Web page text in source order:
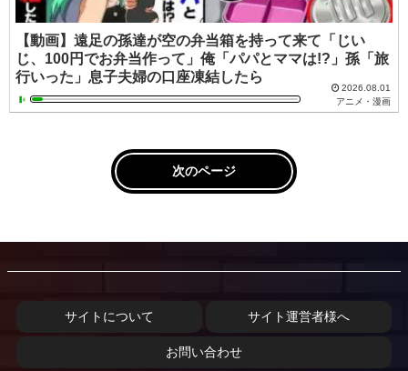
【動画】遠足の孫達が空の弁当箱を持って来て「じい
じ、100円でお弁当作って」俺「パパとママは!?」孫「旅
行いった」息子夫婦の口座凍結したら
2026.08.01
アニメ・漫画
次のページ
サイトについて サイト運営者様へ
お問い合わせ